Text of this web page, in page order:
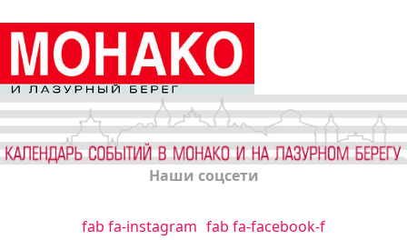
Наши соцсети
fab fa-instagram fab fa-facebook-f